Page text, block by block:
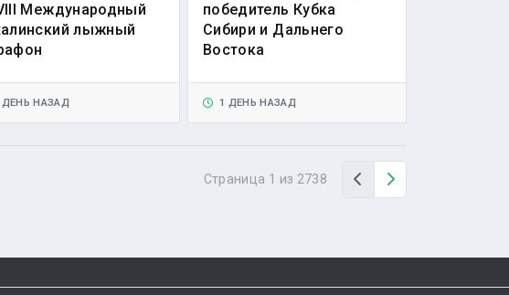
Международный
лыжный
ДЕНЬ НАЗАД
победитель Кубка
Сибири и Дальнего
Востока
1 ДЕНЬ НАЗАД
Страница 1 из 2738 НазадВперед